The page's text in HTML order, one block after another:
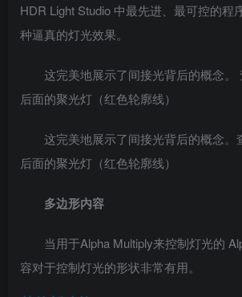
HDR Light Studio 中最先进、最可控的程
种逼真的灯光效果。
这完美地展示了间接光背后的概念。
后面的聚光灯（红色轮廓线）
这完美地展示了间接光背后的概念。
后面的聚光灯（红色轮廓线）
多边形内容
当用于Alpha Multiply来控制灯光的
容对于控制灯光的形状非常有用。